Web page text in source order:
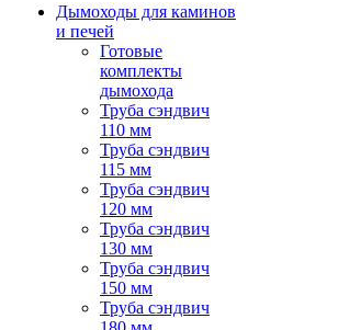
Дымоходы для каминов
и печей
Готовые
комплекты
дымохода
Труба сэндвич
110 мм
Труба сэндвич
115 мм
Труба сэндвич
120 мм
Труба сэндвич
130 мм
Труба сэндвич
150 мм
Труба сэндвич